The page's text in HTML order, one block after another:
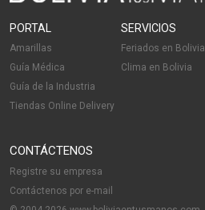
PORTAL
Amarillas
Guía Médica
Guía de la Industria
Tiendas Online Delivery
SERVICIOS
Feriados en Bolivia
Clima en Bolivia
CONTÁCTENOS
Registre su empresa
Contáctenos por e-mail